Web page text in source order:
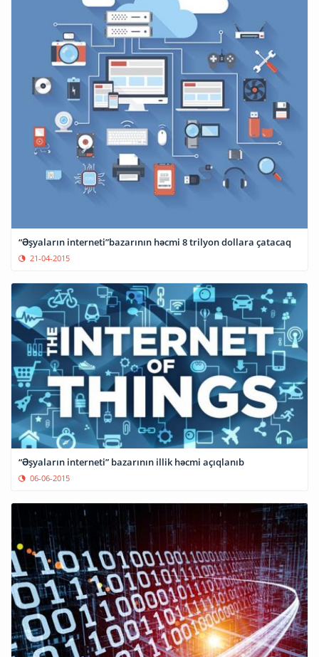
“Əşyaların interneti”bazarının həcmi 8 trilyon dollara çatacaq
21-04-2015
“Əşyaların interneti” bazarının illik həcmi açıqlanıb
06-06-2015